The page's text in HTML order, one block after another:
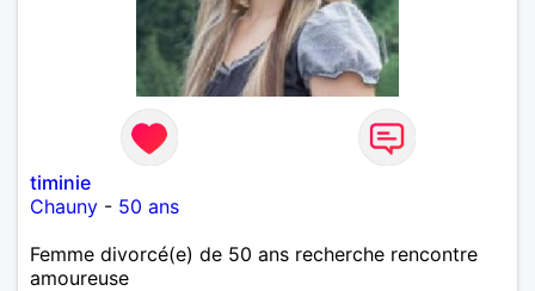
timinie
Chauny - 50 ans
Femme divorcé(e) de 50 ans recherche rencontre
amoureuse